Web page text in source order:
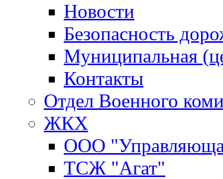
Новости
Безопасность
Муниципальная
Контакты
Отдел Военного
ЖКХ
ООО
ТСЖ "Агат"